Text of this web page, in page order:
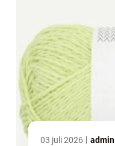
03 juli 2026 admin